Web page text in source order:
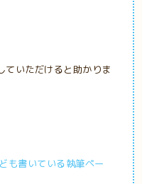
いただけると助かりま
も書いている執筆ペー